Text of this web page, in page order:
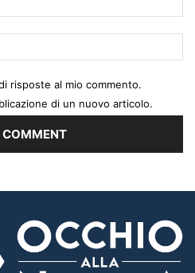
risposte al mio commento.
di un nuovo articolo.